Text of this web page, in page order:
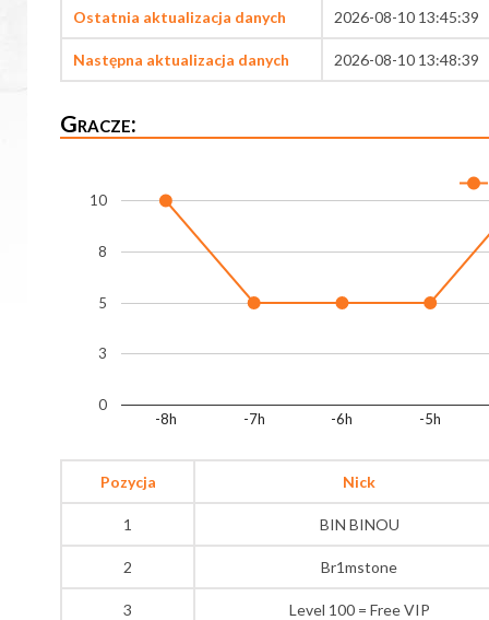
Ostatnia aktualizacja danych 2026-08-10 13:45:39
Następna aktualizacja danych 2026-08-10 13:48:39
Gracze:
-8h -7h -6h -5h
0
3
5
8
10
Pozycja Nick
1 BIN BINOU
2 Br1mstone
3 Level 100 = Free VIP